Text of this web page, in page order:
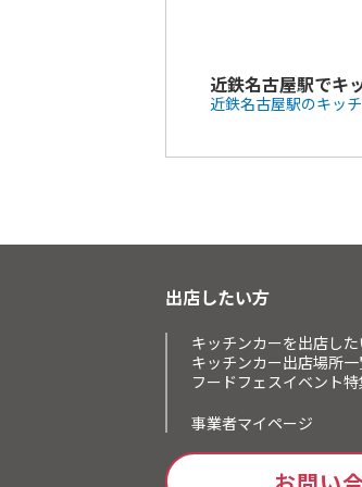
近鉄名古屋駅でキ
近鉄名古屋駅のキッ
出店したい方
キッチンカーを出店した
キッチンカー出店場所
フードフェスイベント特
事業者マイページ